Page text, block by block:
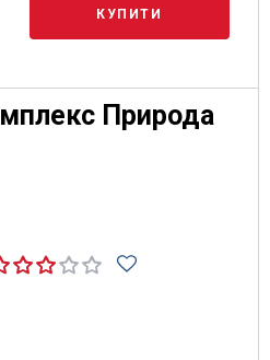
КУПИТИ
Природа